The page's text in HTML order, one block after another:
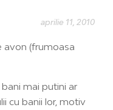
aprilie 11, 2010
avon (frumoasa
mai putini ar
cu banii lor, motiv